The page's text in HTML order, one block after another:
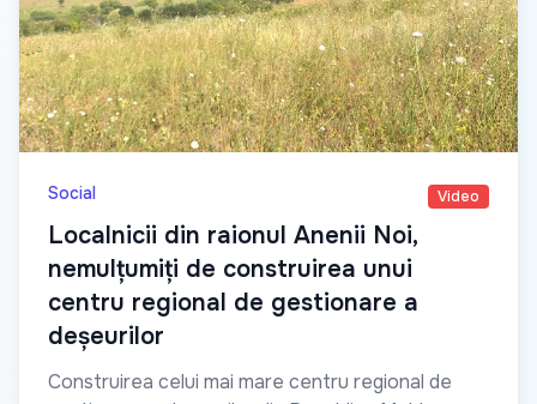
Social Video
Localnicii din raionul Anenii Noi,
nemulțumiți de construirea unui
centru regional de gestionare a
deșeurilor
Construirea celui mai mare centru regional de